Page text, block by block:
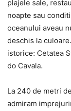
plajele sale,
noapte sau
oceanului aveau
deschis la
istorice: Cetatea
do Cavala.
La 240 de metri
admiram